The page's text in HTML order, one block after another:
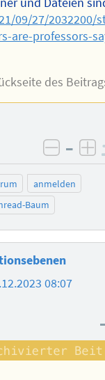
09/27/2032200/
are-professors-
des
–
anmelden
Baum
08:07